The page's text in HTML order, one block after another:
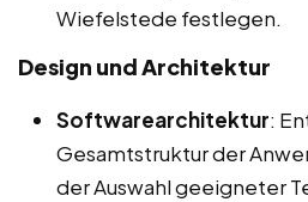
Wiefelstede festlegen.
Design und Architektur
Softwarearchitektur:
Gesamtstruktur der
der Auswahl geeigneter